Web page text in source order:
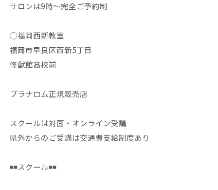
サロンは9時〜完全ご予約制
◯福岡西新教室
福岡市早良区西新5丁目
修猷館高校前
プラナロム正規販売店
スクールは対面・オンライン受講
県外からのご受講は交通費支給制度あり
◾️◾️スクール◾️◾️